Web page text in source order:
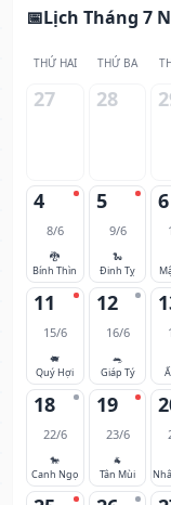
Lịch Tháng 7
THỨ HAI THỨ BA
27 28
4
8/6
🐉
Bính Thìn
5
9/6
🐍
Đinh Tỵ
6
11
15/6
🐖
Quý Hợi
12
16/6
🐀
Giáp Tý
18
22/6
🐎
Canh Ngọ
19
23/6
🐐
Tân Mùi